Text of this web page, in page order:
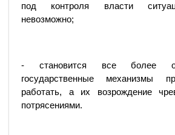
под контроля власти
невозможно;
- становится все более
государственные механизмы
работать, а их возрождение
потрясениями.